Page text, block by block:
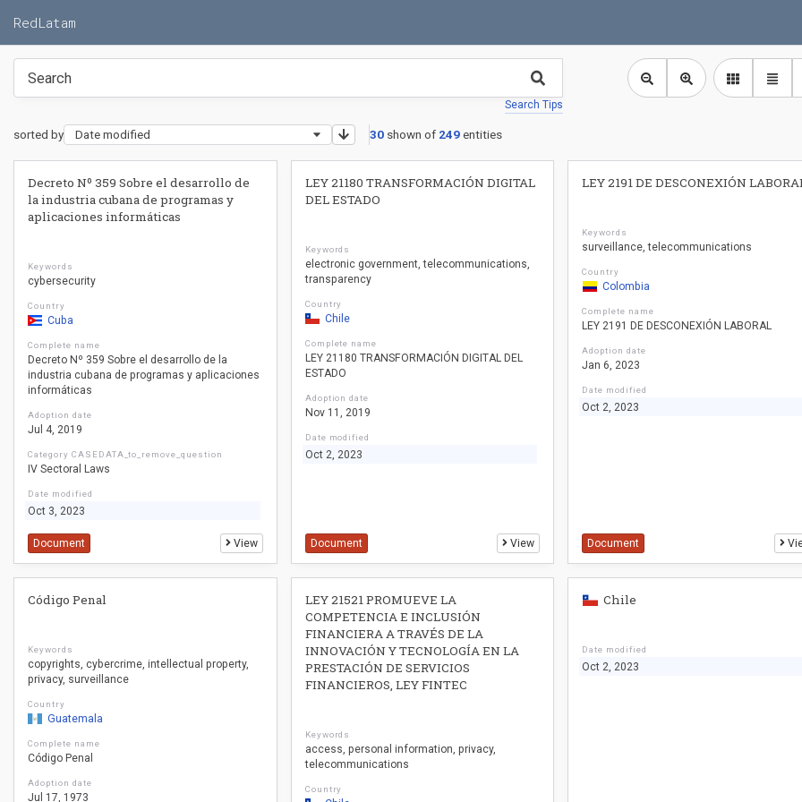
RedLatam
Search Tips
sorted by Date modified 30 shown of 249entities
Decreto Nº 359 Sobre el desarrollo de
la industria cubana de programas y
aplicaciones informáticas
Keywords
cybersecurity
Country
Cuba
Complete name
Decreto Nº 359 Sobre el desarrollo de la
industria cubana de programas y aplicaciones
informáticas
Adoption date
Jul 4, 2019
Category CASEDATA_to_remove_question
IV Sectoral Laws
Date modified
Oct 3, 2023
Document View
LEY 21180 TRANSFORMACIÓN DIGITAL
DEL ESTADO
Keywords
electronic government telecommunications
transparency
Country
Chile
Complete name
LEY 21180 TRANSFORMACIÓN DIGITAL DEL
ESTADO
Adoption date
Nov 11, 2019
Date modified
Oct 2, 2023
Document View
LEY 2191 DE DESCONEXIÓN
Keywords
surveillance telecommunications
Country
Colombia
Complete name
LEY 2191 DE DESCONEXIÓN LABORAL
Adoption date
Jan 6, 2023
Date modified
Oct 2, 2023
Document
Código Penal
Keywords
copyrights cybercrime intellectual property
privacy surveillance
Country
Guatemala
Complete name
Código Penal
Adoption date
Jul 17, 1973
LEY 21521 PROMUEVE LA
COMPETENCIA E INCLUSIÓN
FINANCIERA A TRAVÉS DE LA
INNOVACIÓN Y TECNOLOGÍA EN LA
PRESTACIÓN DE SERVICIOS
FINANCIEROS, LEY FINTEC
Keywords
access personal information privacy
telecommunications
Country
Chile
Date modified
Oct 2, 2023